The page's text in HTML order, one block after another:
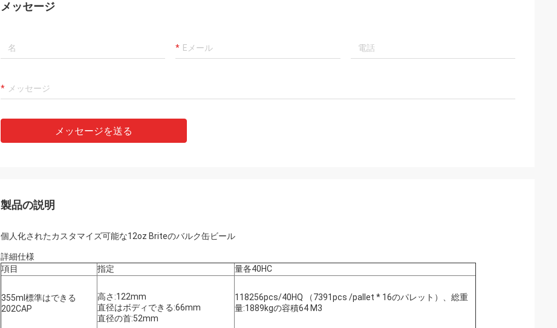
メッセージ
メッセージを送る
製品の説明
個人化されたカスタマイズ可能な12oz Briteのバルク缶ビール
詳細仕様
項目
指定 量各40HC
355ml標準はできる
202CAP
高さ:122mm
直径はボディできる:66mm
直径の首:52mm
118256pcs/40HQ （7391pcs /pallet * 16のパレット）、総重
量:1889kgの容積64 M3